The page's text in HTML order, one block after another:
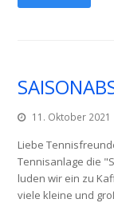
11. Oktober 2021
Liebe
Tennisanlage die
luden wir ein zu
viele kleine und